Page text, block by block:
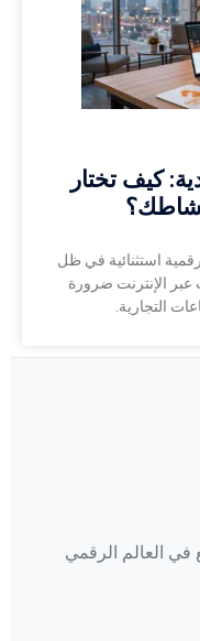
كيف تختار
استثنائية في ظل
عبر الإنترنت ضرورة
التجارية.
العالم الرقمي